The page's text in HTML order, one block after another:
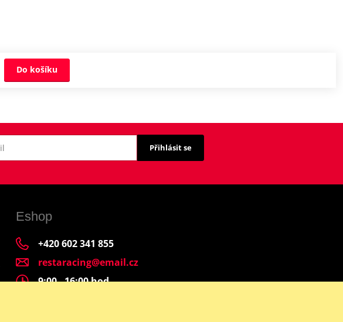
Do košíku
Přihlásit se
Eshop
+420 602 341 855
restaracing@email.cz
9:00 - 16:00 hod.